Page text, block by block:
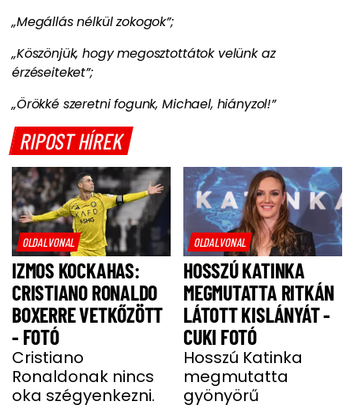
„Megállás nélkül zokogok”;
„Köszönjük, hogy megosztottátok velünk az
érzéseiteket”;
„Örökké szeretni fogunk, Michael, hiányzol!”
RIPOST HÍREK
OLDALVONAL
IZMOS KOCKAHAS:
CRISTIANO RONALDO
BOXERRE VETKŐZÖTT
- FOTÓ
Cristiano
Ronaldonak nincs
oka szégyenkezni.
OLDALVONAL
HOSSZÚ KATINKA
MEGMUTATTA RITKÁN
LÁTOTT KISLÁNYÁT -
CUKI FOTÓ
Hosszú Katinka
megmutatta
gyönyörű